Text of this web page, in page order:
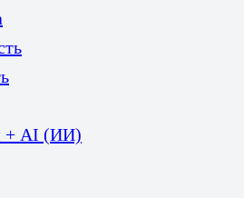
+ AI (ИИ)